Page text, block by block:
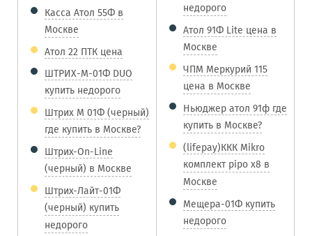
Касса Атол 55Ф в
Москве
Атол 22 ПТК цена
ШТРИХ-М-01Ф DUO
купить недорого
Штрих М 01Ф (черный)
где купить в Москве?
Штрих-On-Line
(черный) в Москве
Штрих-Лайт-01Ф
(черный) купить
недорого
недорого
Атол 91Ф Lite цена в
Москве
ЧПМ Меркурий 115
цена в Москве
Ньюджер атол 91ф где
купить в Москве?
(lifepay)ККК Mikro
комплект pipo x8 в
Москве
Мещера-01Ф купить
недорого